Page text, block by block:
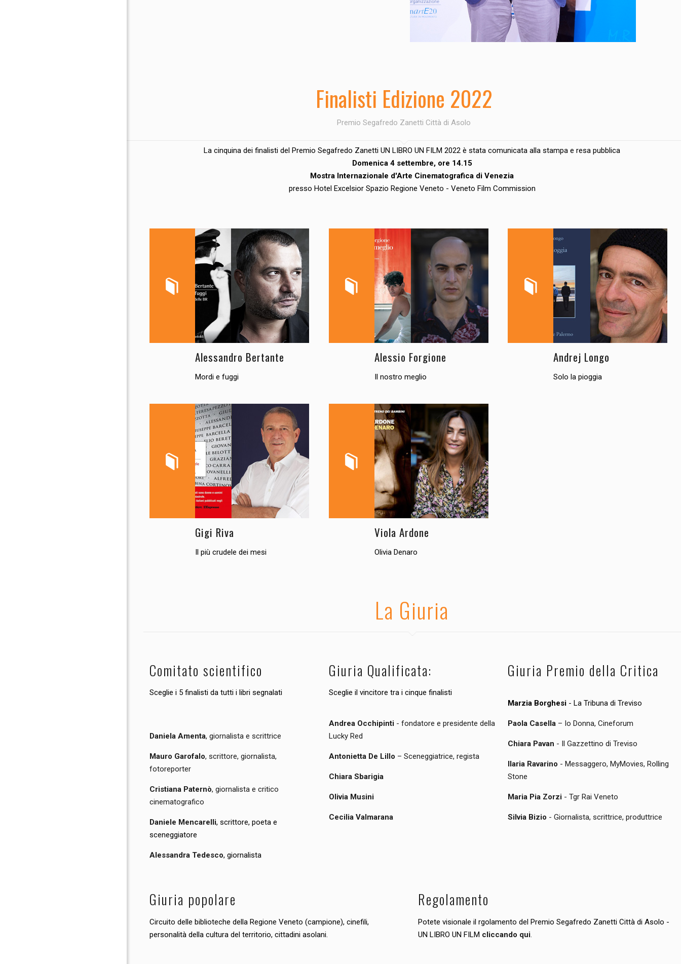
Finalisti Edizione 2022
Premio Segafredo Zanetti Città di Asolo
La cinquina dei finalisti del Premio Segafredo Zanetti UN LIBRO UN FILM 2022 è stata comunicata alla stampa e resa pubblica
Domenica 4 settembre, ore 14.15
Mostra Internazionale d'Arte Cinematografica di Venezia
presso Hotel Excelsior Spazio Regione Veneto - Veneto Film Commission
Alessandro Bertante
Mordi e fuggi
Alessio Forgione
Il nostro meglio
Andrej Longo
Solo la pioggia
Gigi Riva
Il più crudele dei mesi
Viola Ardone
Olivia Denaro
La Giuria
Comitato scientifico
Sceglie i 5 finalisti da tutti i libri segnalati
Daniela Amenta, giornalista e scrittrice
Mauro Garofalo, scrittore, giornalista,
fotoreporter
Cristiana Paternò, giornalista e critico
cinematografico
Daniele Mencarelli, scrittore, poeta e
sceneggiatore
Alessandra Tedesco, giornalista
Giuria Qualificata:
Sceglie il vincitore tra i cinque finalisti
Andrea Occhipinti- fondatore e presidente della
Lucky Red
Antonietta De Lillo – Sceneggiatrice, regista
Chiara Sbarigia
Olivia Musini
Cecilia Valmarana
Giuria Premio della Critica
Marzia Borghesi - La Tribuna di Treviso
Paola Casella – Io Donna, Cineforum
Chiara Pavan - Il Gazzettino di Treviso
Ilaria Ravarino - Messaggero, MyMovies, Rolling
Stone
Maria Pia Zorzi - Tgr Rai Veneto
Silvia Bizio - Giornalista, scrittrice, produttrice
Giuria popolare
Circuito delle biblioteche della Regione Veneto (campione), cinefili,
personalità della cultura del territorio, cittadini asolani.
Regolamento
Potete visionale il rgolamento del Premio Segafredo Zanetti Città di Asolo -
UN LIBRO UN FILM cliccando qui